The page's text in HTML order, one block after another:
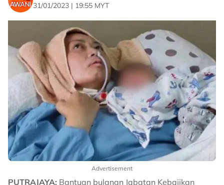
31/01/2023 | 19:55 MYT
Advertisement
PUTRAJAYA: Bantuan bulanan Jabatan Kebajikan